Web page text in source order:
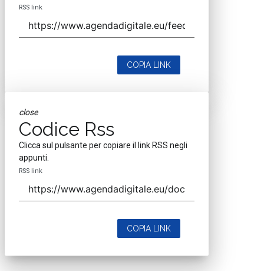
RSS link
COPIA LINK
close
Codice Rss
Clicca sul pulsante per copiare il link RSS negli
appunti.
RSS link
COPIA LINK